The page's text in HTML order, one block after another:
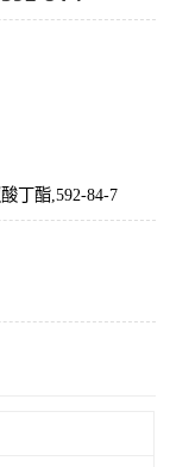
丁酯,592-84-7
体